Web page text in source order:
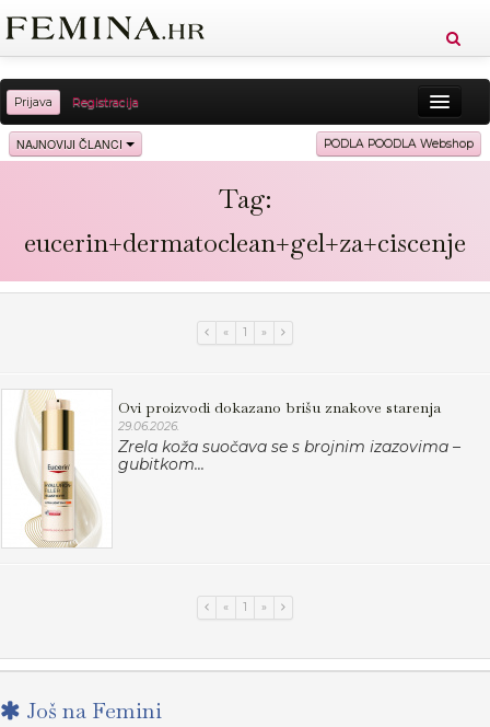
Prijava Registracija
Sreća Zdravlje Vitkost
Relax
Cool
NAJNOVIJI ČLANCI PODLA POODLA Webshop
Tag:
eucerin+dermatoclean+gel+za+ciscenje
« 1 »
Ovi proizvodi dokazano brišu znakove starenja
29.06.2026.
Zrela koža suočava se s brojnim izazovima –
gubitkom...
« 1 »
Još na Femini